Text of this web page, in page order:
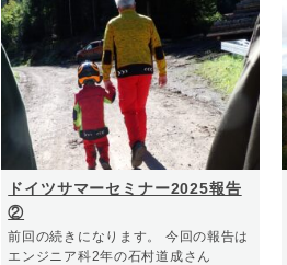
ドイツサマーセミナー2025報告
②
前回の続きになります。 今回の報告は
エンジニア科2年の石村道成さん